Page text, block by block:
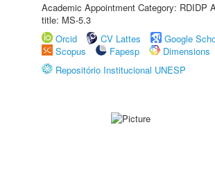
Academic Appointment Category: RDIDP
title: MS-5.3
Orcid
CV Lattes
Google
Scopus
Fapesp
Dimensions
Repositório Institucional UNESP